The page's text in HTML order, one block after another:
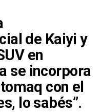
de Kaiyi y
en
se incorpora
con el
lo sabés”.